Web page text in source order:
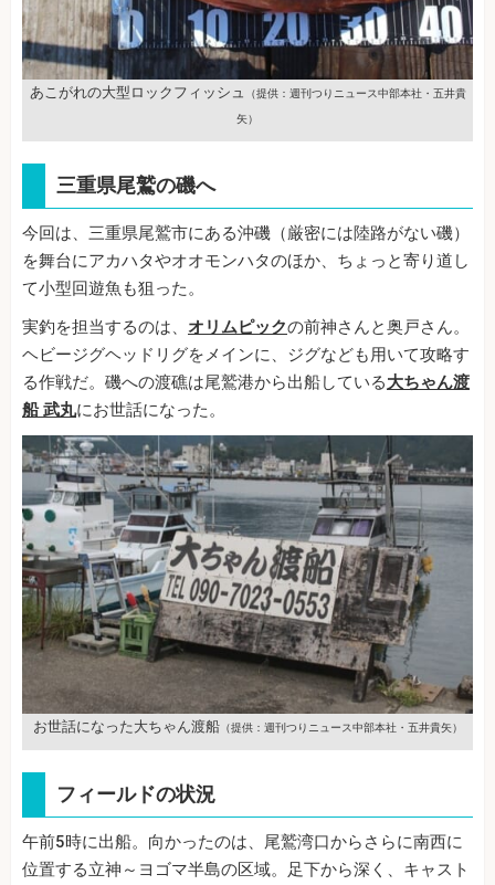
あこがれの大型ロックフィッシュ （提供：週刊つりニュース中部本社・五井貴
矢）
三重県尾鷲の磯へ
今回は、三重県尾鷲市にある沖磯（厳密には陸路がない磯）
を舞台にアカハタやオオモンハタのほか、ちょっと寄り道し
て小型回遊魚も狙った。
実釣を担当するのは、 オリムピックの前神さんと奥戸さん。
ヘビージグヘッドリグをメインに、ジグなども用いて攻略す
る作戦だ。磯への渡礁は尾鷲港から出船している大ちゃん渡
船 武丸にお世話になった。
お世話になった大ちゃん渡船（提供：週刊つりニュース中部本社・五井貴矢）
フィールドの状況
午前5時に出船。向かったのは、尾鷲湾口からさらに南西に
位置する立神～ヨゴマ半島の区域。足下から深く、キャスト